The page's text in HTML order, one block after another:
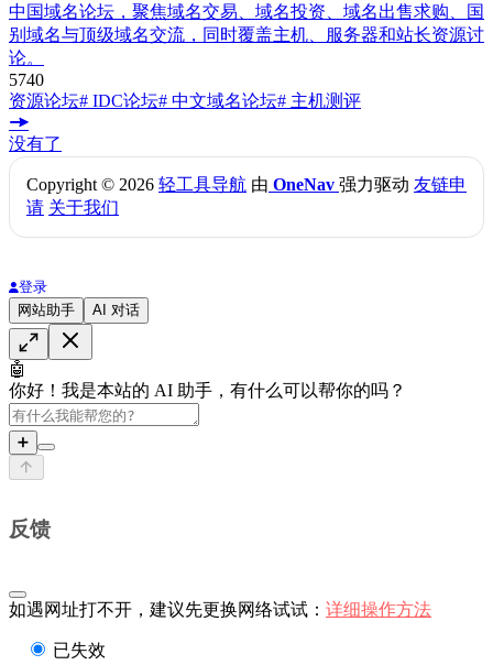
中国域名论坛，聚焦域名交易、域名投资、域名出售求购、国
别域名与顶级域名交流，同时覆盖主机、服务器和站长资源讨
论。
5740
资源论坛# IDC论坛# 中文域名论坛# 主机测评
没有了
Copyright © 2026 轻工具导航 由 OneNav 强力驱动 友链申
请 关于我们
登录
网站助手
AI 对话
🤖
你好！我是本站的 AI 助手，有什么可以帮你的吗？
➕
反馈
如遇网址打不开，建议先更换网络试试： 详细操作方法
已失效